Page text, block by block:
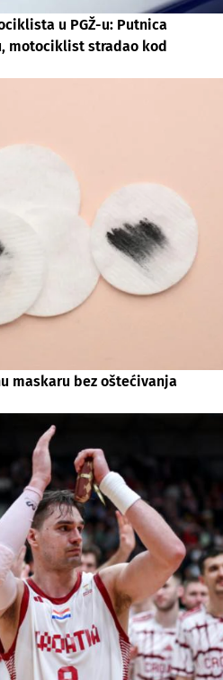
u PGŽ-u: Putnica
motociklist stradao kod
maskaru bez oštećivanja